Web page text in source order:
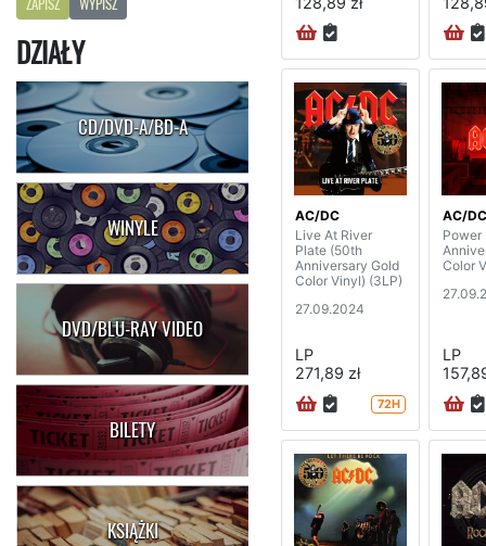
ZAPISZ WYPISZ
DZIAŁY
CD/DVD-A/BD-A
WINYLE
DVD/BLU-RAY VIDEO
BILETY
KSIĄŻKI
AC/DC
Live At River
Plate (50th
Anniversary Gold
Color Vinyl) (3LP)
27.09.2024
LP
271,89 zł
72H
AC/DC
Power
Color
LP